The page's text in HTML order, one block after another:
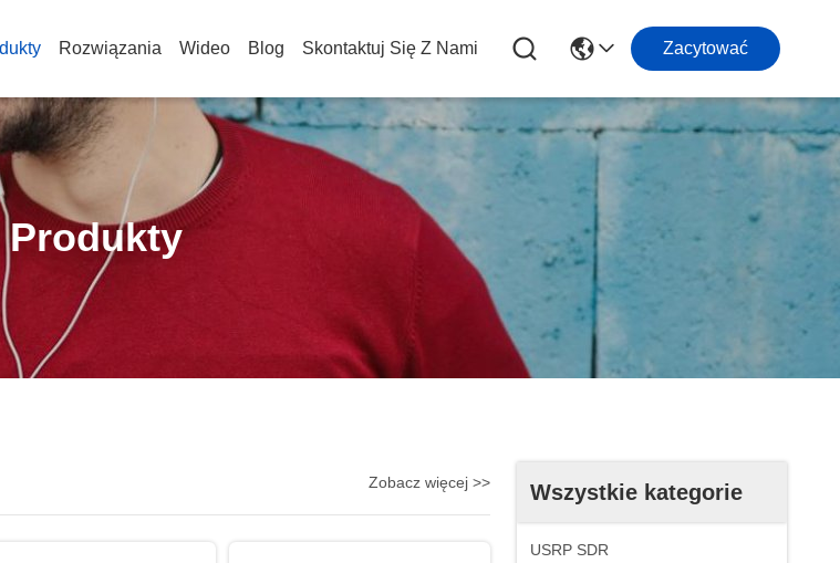
Rozwiązania Wideo Blog Skontaktuj Się Z Nami Zacytować
Produkty
Wszystkie kategorie
USRP SDR
Zobacz więcej >>